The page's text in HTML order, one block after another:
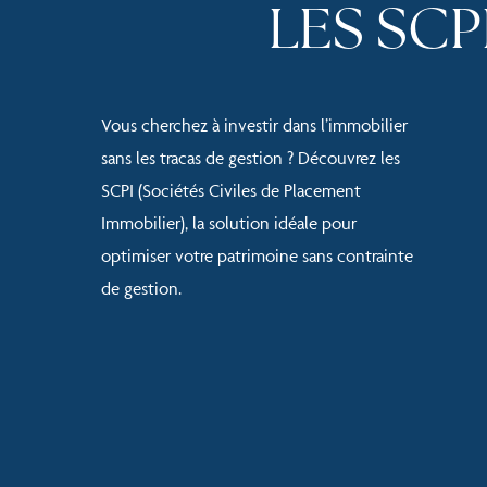
LES
Vous cherchez à investir dans l’immobilier
sans les tracas de gestion ? Découvrez les
SCPI (Sociétés Civiles de Placement
Immobilier), la solution idéale pour
optimiser votre patrimoine sans contrainte
de gestion.